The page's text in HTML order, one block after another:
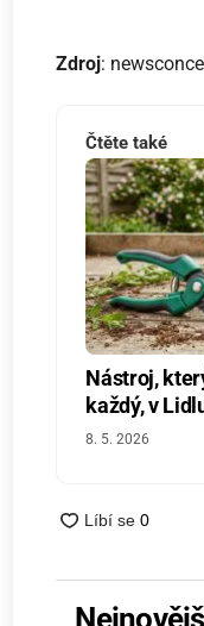
Zdroj:
Čtěte také
Nástroj,
každý, v
8. 5. 2026